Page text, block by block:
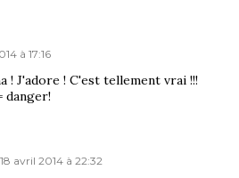
à 17:16
! J'adore ! C'est tellement vrai !!!
danger!
18 avril 2014 à 22:32